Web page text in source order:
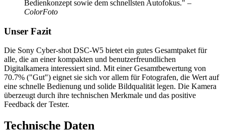
Bedienkonzept sowie dem schnellsten Autofokus." –
ColorFoto
Unser Fazit
Die Sony Cyber-shot DSC-W5 bietet ein gutes Gesamtpaket für
alle, die an einer kompakten und benutzerfreundlichen
Digitalkamera interessiert sind. Mit einer Gesamtbewertung von
70.7% ("Gut") eignet sie sich vor allem für Fotografen, die Wert auf
eine schnelle Bedienung und solide Bildqualität legen. Die Kamera
überzeugt durch ihre technischen Merkmale und das positive
Feedback der Tester.
Technische Daten